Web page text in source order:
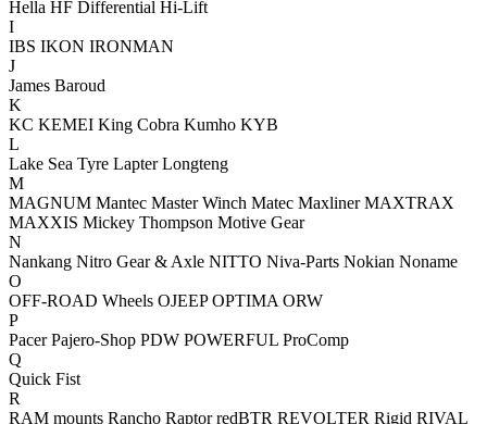
Hella HF Differential Hi-Lift
I
IBS IKON IRONMAN
J
James Baroud
K
KC KEMEI King Cobra Kumho KYB
L
Lake Sea Tyre Lapter Longteng
M
MAGNUM Mantec Master Winch Matec Maxliner MAXTRAX
MAXXIS Mickey Thompson Motive Gear
N
Nankang Nitro Gear & Axle NITTO Niva-Parts Nokian Noname
O
OFF-ROAD Wheels OJEEP OPTIMA ORW
P
Pacer Pajero-Shop PDW POWERFUL ProComp
Q
Quick Fist
R
RAM mounts Rancho Raptor redBTR REVOLTER Rigid RIVAL